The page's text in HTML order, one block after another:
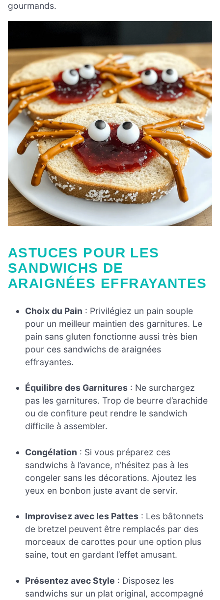
gourmands.
ASTUCES POUR LES
SANDWICHS DE
ARAIGNÉES EFFRAYANTES
Choix du Pain : Privilégiez un pain souple
pour un meilleur maintien des garnitures. Le
pain sans gluten fonctionne aussi très bien
pour ces sandwichs de araignées
effrayantes.
Équilibre des Garnitures : Ne surchargez
pas les garnitures. Trop de beurre d’arachide
ou de confiture peut rendre le sandwich
difficile à assembler.
Congélation : Si vous préparez ces
sandwichs à l’avance, n’hésitez pas à les
congeler sans les décorations. Ajoutez les
yeux en bonbon juste avant de servir.
Improvisez avec les Pattes : Les bâtonnets
de bretzel peuvent être remplacés par des
morceaux de carottes pour une option plus
saine, tout en gardant l’effet amusant.
Présentez avec Style : Disposez les
sandwichs sur un plat original, accompagné